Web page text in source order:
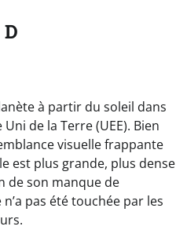
D
à partir du soleil dans
de la Terre (UEE). Bien
visuelle frappante
est plus grande, plus dense
de son manque de
pas été touchée par les